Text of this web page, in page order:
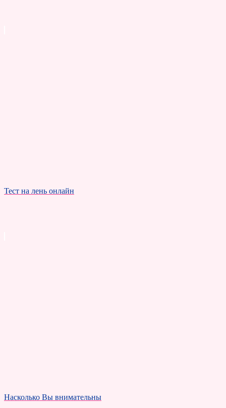
Тест на лень онлайн
Насколько Вы внимательны